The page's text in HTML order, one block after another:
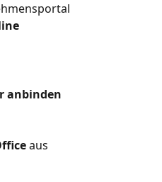
anbinden
aus